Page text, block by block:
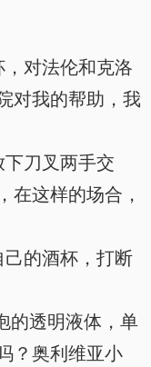
对法伦和克洛
对我的帮助，我
刀叉两手交
在这样的场合，
的酒杯，打断
的透明液体，单
？奥利维亚小